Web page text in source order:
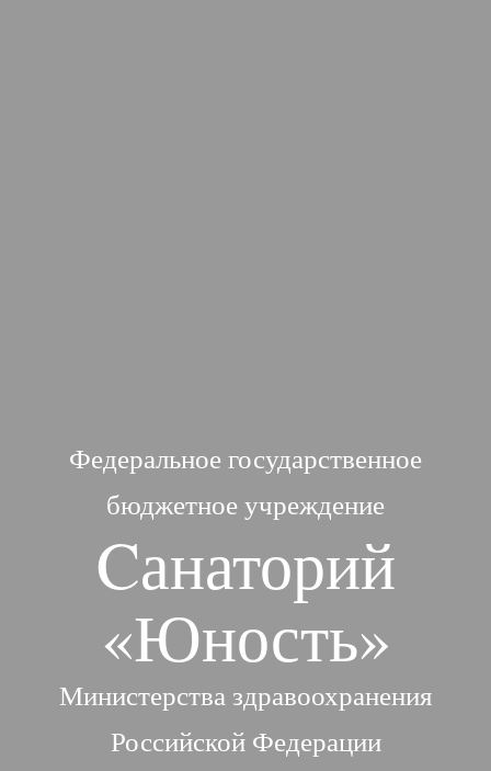
Федеральное государственное
бюджетное учреждение
Cанаторий
«Юность»
Министерства здравоохранения
Российской Федерации